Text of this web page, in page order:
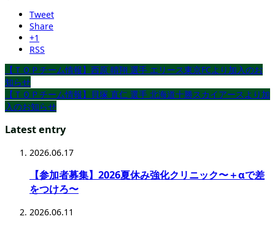
Tweet
Share
+1
RSS
【ＴＯＰチーム情報】西原 晴翔 選手 エリース東京FCより加入のお
知らせ
【ＴＯＰチーム情報】貝塚 直仁 選手 北海道十勝スカイアースより加
入のお知らせ
Latest entry
2026.06.17
【参加者募集】2026夏休み強化クリニック〜＋αで差
をつけろ〜
2026.06.11